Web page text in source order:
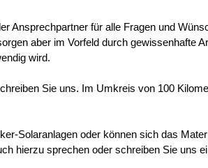
Ansprechpartner für alle Fragen und
aber im Vorfeld durch gewissenhafte
wird.
Sie uns. Im Umkreis von 100
Solaranlagen oder können sich das
hierzu sprechen oder schreiben Sie uns